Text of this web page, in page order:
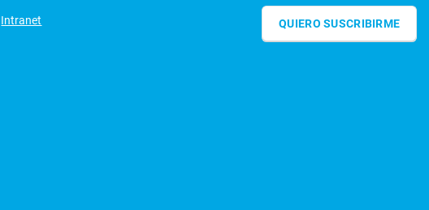
Intranet QUIERO SUSCRIBIRME